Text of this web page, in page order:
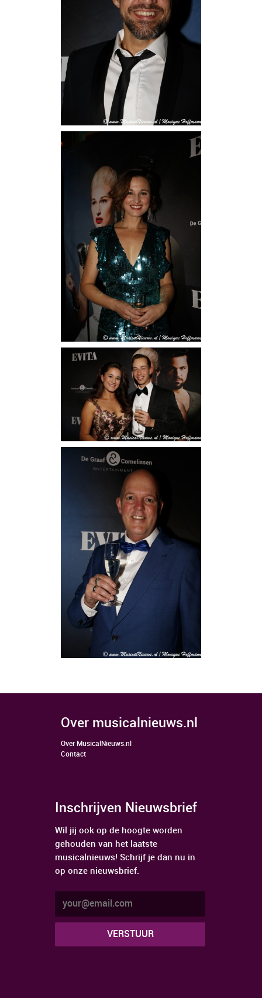
over musicalnieuws.nl
Over MusicalNieuws.nl
Contact
Inschrijven Nieuwsbrief
Wil jij ook op de hoogte worden
gehouden van het laatste
musicalnieuws! Schrijf je dan nu in
op onze nieuwsbrief.